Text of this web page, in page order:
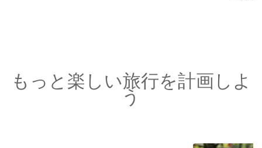
もっと楽しい旅行を計画しよ
う